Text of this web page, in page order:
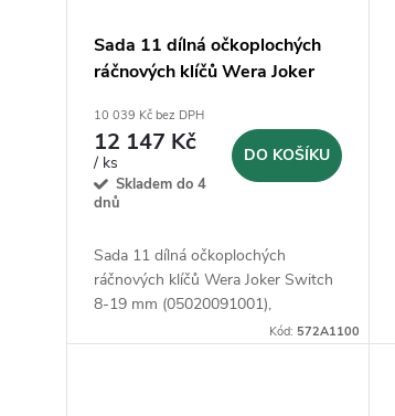
ů
k
Sada 11 dílná očkoplochých
ráčnových klíčů Wera Joker
(05020091001)
10 039 Kč bez DPH
12 147 Kč
/ ks
Skladem do 4
dnů
DO KOŠÍKU
Sada 11 dílná očkoplochých
ráčnových klíčů Wera Joker Switch
8-19 mm (05020091001),
Kód: 572A1100